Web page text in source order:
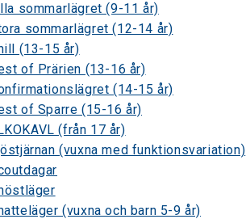
sommarlägret (9-11 år)
sommarlägret (12-14 år)
(13-15 år)
of Prärien (13-16 år)
(14-15 år)
of Sparre (15-16 år)
(från 17 år)
(vuxna med funktionsvariation)
(vuxna och barn 5-9 år)